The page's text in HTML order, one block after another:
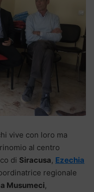
vive con loro ma
al centro
di Siracusa, Ezechia
regionale
Musumeci,